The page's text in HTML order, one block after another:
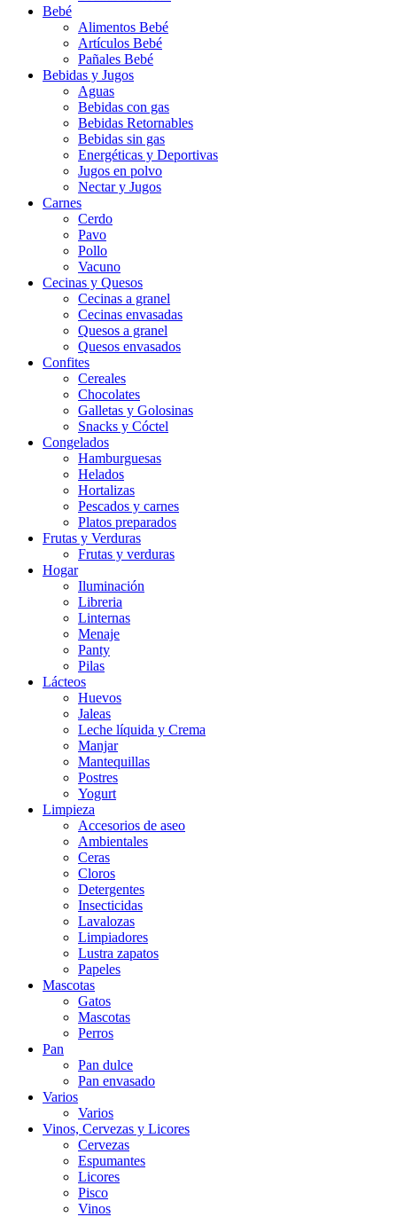
Bebé
Alimentos Bebé
Artículos Bebé
Pañales Bebé
Bebidas y Jugos
Aguas
Bebidas con gas
Bebidas Retornables
Bebidas sin gas
Energéticas y Deportivas
Jugos en polvo
Nectar y Jugos
Carnes
Cerdo
Pavo
Pollo
Vacuno
Cecinas y Quesos
Cecinas a granel
Cecinas envasadas
Quesos a granel
Quesos envasados
Confites
Cereales
Chocolates
Galletas y Golosinas
Snacks y Cóctel
Congelados
Hamburguesas
Helados
Hortalizas
Pescados y carnes
Platos preparados
Frutas y Verduras
Frutas y verduras
Hogar
Iluminación
Libreria
Linternas
Menaje
Panty
Pilas
Lácteos
Huevos
Jaleas
Leche líquida y Crema
Manjar
Mantequillas
Postres
Yogurt
Limpieza
Accesorios de aseo
Ambientales
Ceras
Cloros
Detergentes
Insecticidas
Lavalozas
Limpiadores
Lustra zapatos
Papeles
Mascotas
Gatos
Mascotas
Perros
Pan
Pan dulce
Pan envasado
Varios
Varios
Vinos, Cervezas y Licores
Cervezas
Espumantes
Licores
Pisco
Vinos